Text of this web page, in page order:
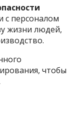
с персоналом
жизни людей,
чтобы